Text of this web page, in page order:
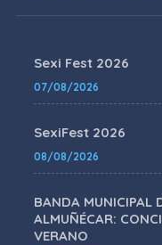
Sexi Fest 2026
07/08/2026
SexiFest 2026
08/08/2026
BANDA MUNICIPAL
ALMUÑÉCAR:
VERANO